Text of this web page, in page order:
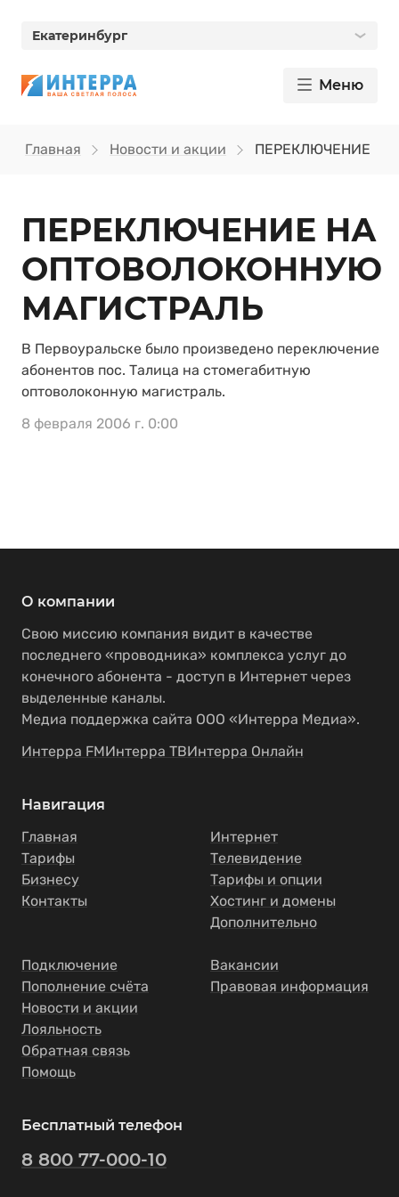
Екатеринбург
Меню
Главная Новости и акции ПЕРЕКЛЮЧЕНИЕ
ПЕРЕКЛЮЧЕНИЕ НА
ОПТОВОЛОКОННУЮ
МАГИСТРАЛЬ
В Первоуральске было произведено переключение
абонентов пос. Талица на стомегабитную
оптоволоконную магистраль.
8 февраля 2006 г. 0:00
О компании
Свою миссию компания видит в качестве
последнего «проводника» комплекса услуг до
конечного абонента - доступ в Интернет через
выделенные каналы.
Медиа поддержка сайта ООО «Интерра Медиа».
Интерра FMИнтерра ТВИнтерра Онлайн
Навигация
Главная
Тарифы
Бизнесу
Контакты
Интернет
Телевидение
Тарифы и опции
Хостинг и домены
Дополнительно
Подключение
Пополнение счёта
Новости и акции
Лояльность
Обратная связь
Помощь
Вакансии
Правовая информация
Бесплатный телефон
8 800 77-000-10